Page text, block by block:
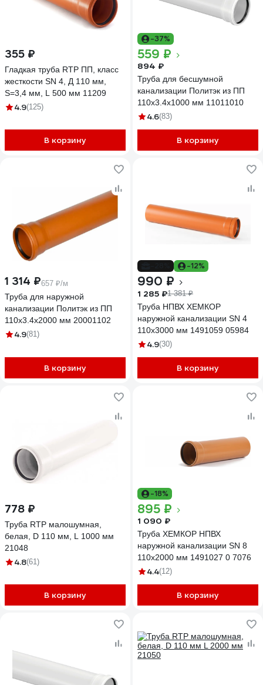
355 ₽
Гладкая труба RTP ПП, класс
жесткости SN 4, Д 110 мм,
S=3,4 мм, L 500 мм 11209
4.9(125)
В корзину
-37%
559 ₽
894 ₽
Труба для бесшумной
канализации Политэк из ПП
110х3.4х1000 мм 11011010
4.6(83)
В корзину
1 314 ₽657 ₽/м
Труба для наружной
канализации Политэк из ПП
110х3.4х2000 мм 20001102
4.9(81)
В корзину
-12%
990 ₽
1 285 ₽1 381 ₽
Труба НПВХ ХЕМКОР
наружной канализации SN 4
110x3000 мм 1491059 05984
4.9(30)
В корзину
778 ₽
Труба RTP малошумная,
белая, D 110 мм, L 1000 мм
21048
4.8(61)
В корзину
-18%
895 ₽
1 090 ₽
Труба ХЕМКОР НПВХ
наружной канализации SN 8
110x2000 мм 1491027 0 7076
4.4(12)
В корзину